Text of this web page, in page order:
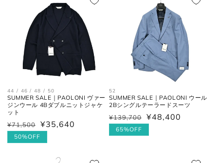
44 / 46 / 48 / 50
SUMMER SALE｜PAOLONI ヴァー
ジンウール 4Bダブルニットジャケ
ット
通
常
¥71,500
セ
ー
¥35,640
50%OFF
52
SUMMER SALE｜PAOLONI ウール
2Bシングルテーラードスーツ
通
常
¥139,700
セ
ー
¥48,400
65%OFF